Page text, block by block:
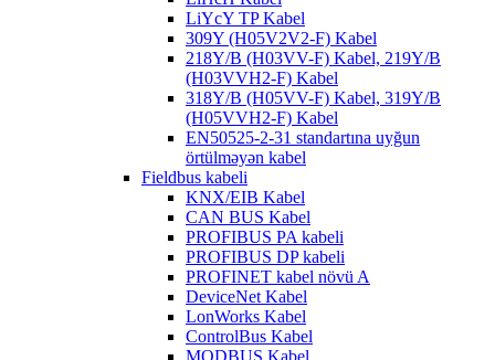
LiYcY TP Kabel
309Y (H05V2V2-F) Kabel
218Y/B (H03VV-F) Kabel, 219Y/B
(H03VVH2-F) Kabel
318Y/B (H05VV-F) Kabel, 319Y/B
(H05VVH2-F) Kabel
EN50525-2-31 standartına uyğun
örtülməyən kabel
Fieldbus kabeli
KNX/EIB Kabel
CAN BUS Kabel
PROFIBUS PA kabeli
PROFIBUS DP kabeli
PROFINET kabel növü A
DeviceNet Kabel
LonWorks Kabel
ControlBus Kabel
MODBUS Kabel